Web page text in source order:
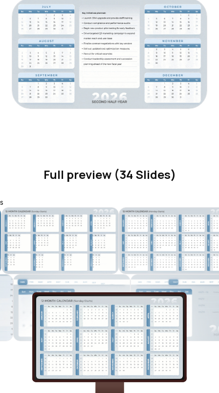
Full preview (34 Slides)
s